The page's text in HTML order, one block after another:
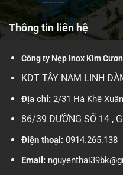
Thông tin liên hệ
Công ty Nẹp Inox Kim
KDT TÂY NAM LINH
Địa chỉ:2/31 Hà Khê
86/39 ĐƯỜNG SỐ 14 ,
Điện thoại:0914.265.138
Email: